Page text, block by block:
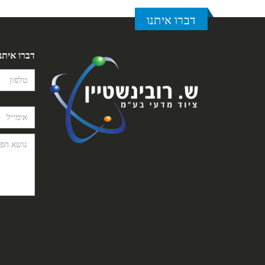
דברו איתנו
דברו